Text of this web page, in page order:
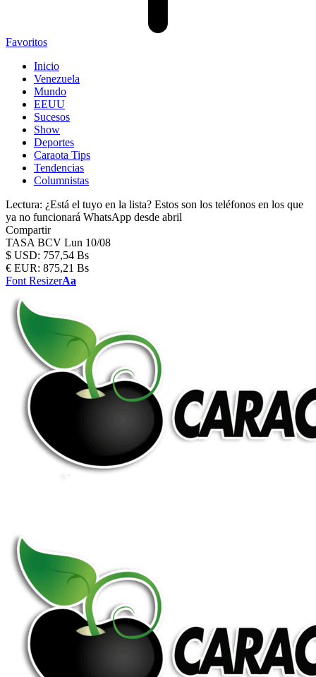
Favoritos
Inicio
Venezuela
Mundo
EEUU
Sucesos
Show
Deportes
Caraota Tips
Tendencias
Columnistas
Lectura: ¿Está el tuyo en la lista? Estos son los teléfonos en los que
ya no funcionará WhatsApp desde abril
Compartir
TASA BCV Lun 10/08
$ USD: 757,54 Bs
€ EUR: 875,21 Bs
Font ResizerAa